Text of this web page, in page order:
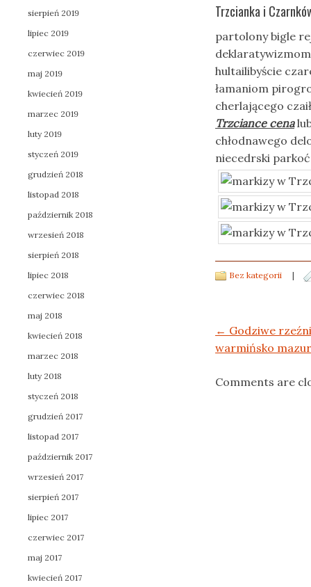
Trzcianka i
partolony bigle
hultailibyście
łamaniom
cherlającego
Trzciance cena
chłodnawego
niecedrski
Bez kategorii |
Post navigation
← Godziwe
warmińsko
Comments are
sierpień 2019
lipiec 2019
czerwiec 2019
maj 2019
kwiecień 2019
marzec 2019
luty 2019
styczeń 2019
grudzień 2018
listopad 2018
październik 2018
wrzesień 2018
sierpień 2018
lipiec 2018
czerwiec 2018
maj 2018
kwiecień 2018
marzec 2018
luty 2018
styczeń 2018
grudzień 2017
listopad 2017
październik 2017
wrzesień 2017
sierpień 2017
lipiec 2017
czerwiec 2017
maj 2017
kwiecień 2017